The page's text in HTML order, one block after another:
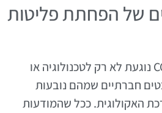
של הפחתת פליטות
ההפחתה של פליטות CO₂ נוגעת לא רק לטכנולוגיה או
חברתיים שמהם נובעות
האקולוגית. ככל שהמודעות